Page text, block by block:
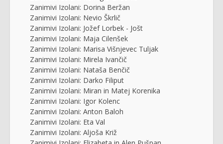
Zanimivi Izolani: Dorina Beržan
Zanimivi Izolani: Nevio Škrlič
Zanimivi Izolani: Jožef Lorbek - Jošt
Zanimivi Izolani: Maja Cilenšek
Zanimivi Izolani: Marisa Višnjevec Tuljak
Zanimivi Izolani: Mirela Ivančič
Zanimivi Izolani: Nataša Benčič
Zanimivi Izolani: Darko Filiput
Zanimivi Izolani: Miran in Matej Korenika
Zanimivi Izolani: Igor Kolenc
Zanimivi Izolani: Anton Baloh
Zanimivi Izolani: Eta Val
Zanimivi Izolani: Aljoša Križ